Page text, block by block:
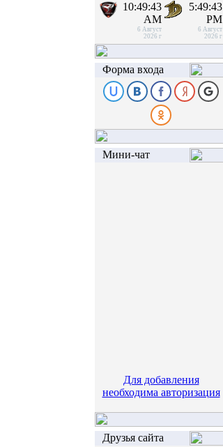
10:49:43
AM
6 Август
2026 г
5:49:43
PM
6 Август
2026 г
Форма входа
Мини-чат
Для добавления
необходима авторизация
Друзья сайта